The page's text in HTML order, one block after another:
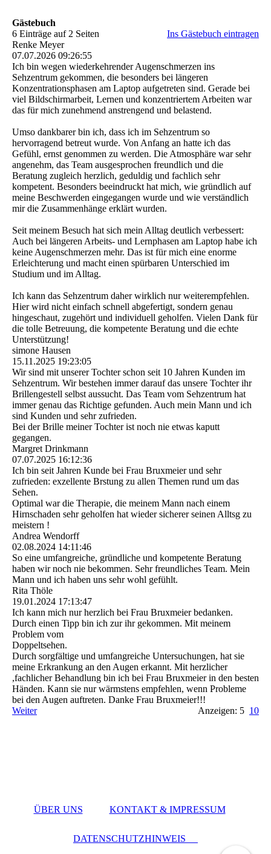
Gästebuch
6 Einträge auf 2 Seiten
Ins Gästebuch eintragen
Renke Meyer
07.07.2026 09:26:55
Ich bin wegen wiederkehrender Augenschmerzen ins
Sehzentrum gekommen, die besonders bei längeren
Konzentrationsphasen am Laptop aufgetreten sind. Gerade bei
viel Bildschirmarbeit, Lernen und konzentriertem Arbeiten war
das für mich zunehmend anstrengend und belastend.
Umso dankbarer bin ich, dass ich im Sehzentrum so
hervorragend betreut wurde. Von Anfang an hatte ich das
Gefühl, ernst genommen zu werden. Die Atmosphäre war sehr
angenehm, das Team ausgesprochen freundlich und die
Beratung zugleich herzlich, geduldig und fachlich sehr
kompetent. Besonders beeindruckt hat mich, wie gründlich auf
meine Beschwerden eingegangen wurde und wie verständlich
mir die Zusammenhänge erklärt wurden.
Seit meinem Besuch hat sich mein Alltag deutlich verbessert:
Auch bei längeren Arbeits- und Lernphasen am Laptop habe ich
keine Augenschmerzen mehr. Das ist für mich eine enorme
Erleichterung und macht einen spürbaren Unterschied im
Studium und im Alltag.
Ich kann das Sehzentrum daher wirklich nur weiterempfehlen.
Hier wird nicht einfach schnell abgefertigt, sondern genau
hingeschaut, zugehört und individuell geholfen. Vielen Dank für
die tolle Betreuung, die kompetente Beratung und die echte
Unterstützung!
simone Hausen
15.11.2025 19:23:05
Wir sind mit unserer Tochter schon seit 10 Jahren Kunden im
Sehzentrum. Wir bestehen immer darauf das unsere Tochter ihr
Brillengestell selbst aussucht. Das Team vom Sehzentrum hat
immer genau das Richtige gefunden. Auch mein Mann und ich
sind Kunden und sehr zufrieden.
Bei der Brille meiner Tochter ist noch nie etwas kaputt
gegangen.
Margret Drinkmann
07.07.2025 16:12:36
Ich bin seit Jahren Kunde bei Frau Bruxmeier und sehr
zufrieden: exzellente Brstung zu allen Themen rund um das
Sehen.
Optimal war die Therapie, die meinem Mann nach einem
Hirnschaden sehr geholfen hat wieder sicherer seinen Alltsg zu
meistern !
Andrea Wendorff
02.08.2024 14:11:46
So eine umfangreiche, gründliche und kompetente Beratung
haben wir noch nie bekommen. Sehr freundliches Team. Mein
Mann und ich haben uns sehr wohl gefühlt.
Rita Thöle
19.01.2024 17:13:47
Ich kann mich nur herzlich bei Frau Bruxmeier bedanken.
Durch einen Tipp bin ich zur ihr gekommen. Mit meinem
Problem vom
Doppeltsehen.
Durch sorgfältige und umfangreiche Untersuchungen, hat sie
meine Erkrankung an den Augen erkannt. Mit herzlicher
,fachlicher Behandlung bin ich bei Frau Bruxmeier in den besten
Händen. Kann sie nur wärmstens empfehlen, wenn Probleme
bei den Augen auftreten. Danke Frau Bruxmeier!!!
Weiter
Anzeigen: 5 10
ÜBER UNS KONTAKT & IMPRESSUM
DATENSCHUTZHINWEIS